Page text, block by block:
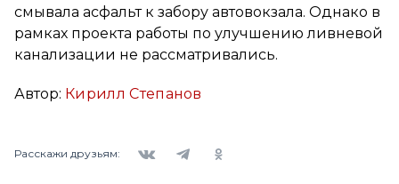
смывала асфальт к забору автовокзала. Однако в
рамках проекта работы по улучшению ливневой
канализации не рассматривались.
Автор: Кирилл Степанов
Расскажи друзьям: